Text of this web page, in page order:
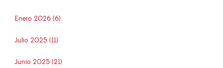
Enero 2026 (6)
Julio 2025 (11)
Junio 2025 (21)